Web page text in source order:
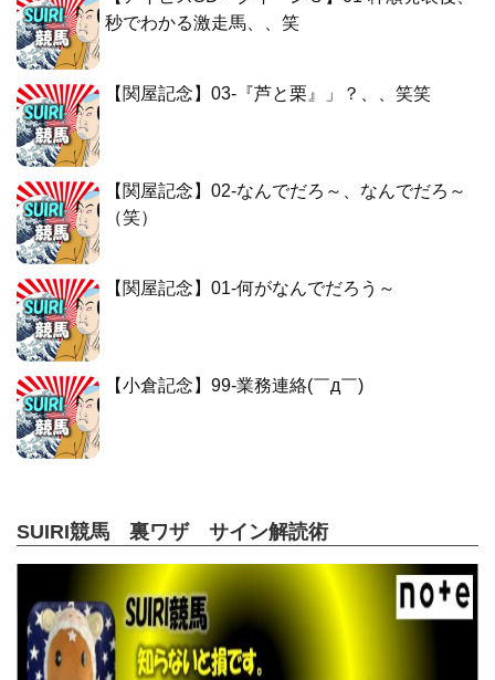
秒でわかる激走馬、、笑
【関屋記念】03-『芦と栗』」？、、笑笑
【関屋記念】02-なんでだろ～、なんでだろ～
（笑）
【関屋記念】01-何がなんでだろう～
【小倉記念】99-業務連絡(￣д￣)
SUIRI競馬 裏ワザ サイン解読術